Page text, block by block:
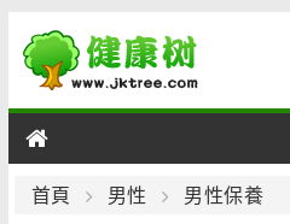
男性
首頁 男性 男性保養